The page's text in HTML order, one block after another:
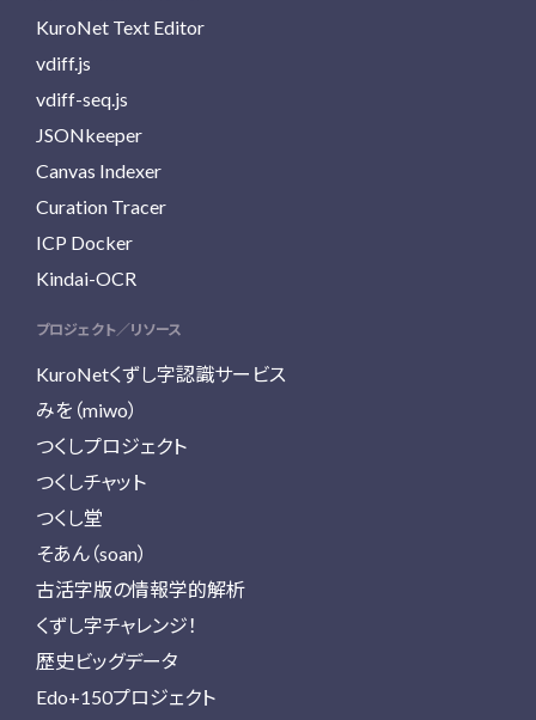
KuroNet Text Editor
vdiff.js
vdiff-seq.js
JSONkeeper
Canvas Indexer
Curation Tracer
ICP Docker
Kindai-OCR
プロジェクト／リソース
KuroNetくずし字認識サービス
みを（miwo）
つくしプロジェクト
つくしチャット
つくし堂
そあん（soan）
古活字版の情報学的解析
くずし字チャレンジ！
歴史ビッグデータ
Edo+150プロジェクト